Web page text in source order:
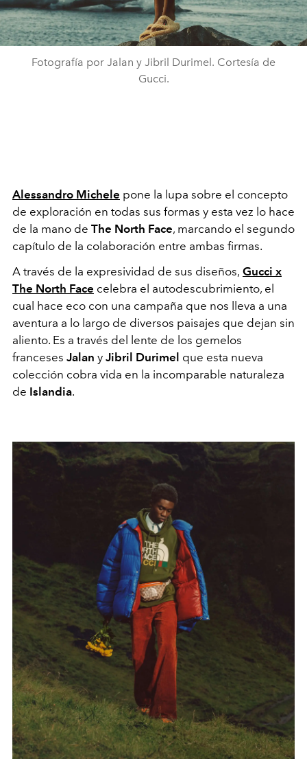
Fotografía por Jalan y Jibril Durimel. Cortesía de
Gucci.
Alessandro Michele pone la lupa sobre el concepto
de exploración en todas sus formas y esta vez lo hace
de la mano de The North Face, marcando el segundo
capítulo de la colaboración entre ambas firmas.
A través de la expresividad de sus diseños, Gucci x
The North Face celebra el autodescubrimiento, el
cual hace eco con una campaña que nos lleva a una
aventura a lo largo de diversos paisajes que dejan sin
aliento. Es a través del lente de los gemelos
franceses Jalan y Jibril Durimel que esta nueva
colección cobra vida en la incomparable naturaleza
de Islandia.